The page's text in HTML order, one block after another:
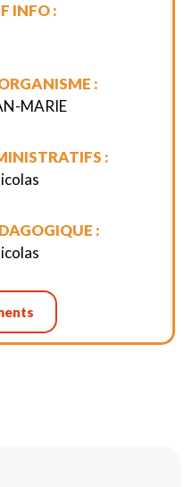
INFO :
:
MARIE
:
: